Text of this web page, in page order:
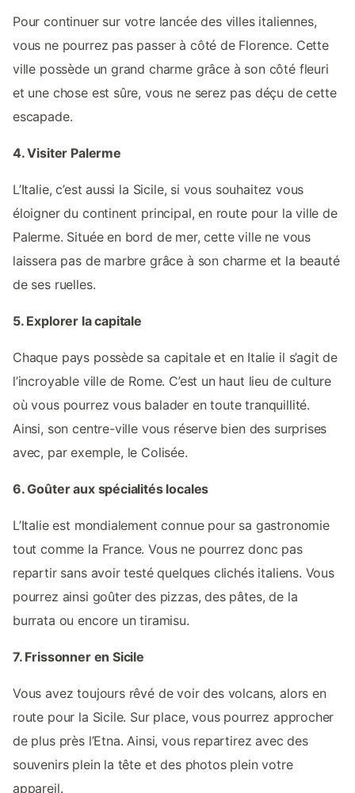
Pour continuer sur votre lancée des villes italiennes,
vous ne pourrez pas passer à côté de Florence. Cette
ville possède un grand charme grâce à son côté fleuri
et une chose est sûre, vous ne serez pas déçu de cette
escapade.
4. Visiter Palerme
L’Italie, c’est aussi la Sicile, si vous souhaitez vous
éloigner du continent principal, en route pour la ville de
Palerme. Située en bord de mer, cette ville ne vous
laissera pas de marbre grâce à son charme et la beauté
de ses ruelles.
5. Explorer la capitale
Chaque pays possède sa capitale et en Italie il s’agit de
l’incroyable ville de Rome. C’est un haut lieu de culture
où vous pourrez vous balader en toute tranquillité.
Ainsi, son centre-ville vous réserve bien des surprises
avec, par exemple, le Colisée.
6. Goûter aux spécialités locales
L’Italie est mondialement connue pour sa gastronomie
tout comme la France. Vous ne pourrez donc pas
repartir sans avoir testé quelques clichés italiens. Vous
pourrez ainsi goûter des pizzas, des pâtes, de la
burrata ou encore un tiramisu.
7. Frissonner en Sicile
Vous avez toujours rêvé de voir des volcans, alors en
route pour la Sicile. Sur place, vous pourrez approcher
de plus près l’Etna. Ainsi, vous repartirez avec des
souvenirs plein la tête et des photos plein votre
appareil.